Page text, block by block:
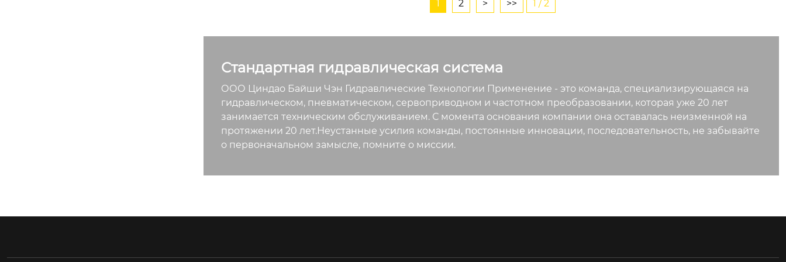
1 2 > >> 1 / 2
Стандартная гидравлическая система
ООО Циндао Байши Чэн Гидравлические Технологии Применение - это команда, специализирующаяся на
гидравлическом, пневматическом, сервоприводном и частотном преобразовании, которая уже 20 лет
занимается техническим обслуживанием. С момента основания компании она оставалась неизменной на
протяжении 20 лет.Неустанные усилия команды, постоянные инновации, последовательность, не забывайте
о первоначальном замысле, помните о миссии.